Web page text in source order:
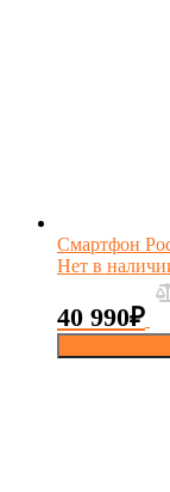
Смартфон
Нет в
40 990₽